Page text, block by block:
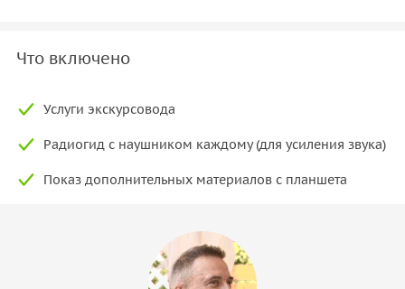
Что включено
Услуги экскурсовода
Радиогид с наушником каждому (для усиления звука)
Показ дополнительных материалов с планшета